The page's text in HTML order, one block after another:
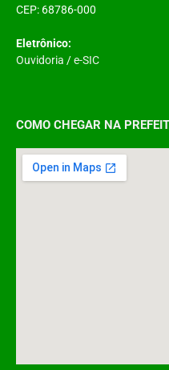
CEP: 68786-000
Eletrônico:
Ouvidoria /e-SIC
COMO CHEGAR NA